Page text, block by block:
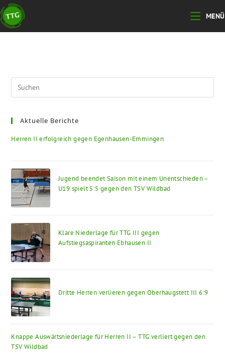
Zum
Inhalt
springen
MENÜ
Aktuelle Berichte
Herren II erfolgreich gegen Egenhausen-Emmingen
Jugend beendet Saison mit einem Unentschieden –
U19 spielt 5:5 gegen den TSV Wildbad
Klare Niederlage für TTG III gegen
Aufstiegsaspiranten Ebhausen II
Dritte Herren verlieren gegen Oberhaugstett III 6:9
Knappe Auswärtsniederlage für Herren II – TTG verliert gegen den
TSV Wildbad